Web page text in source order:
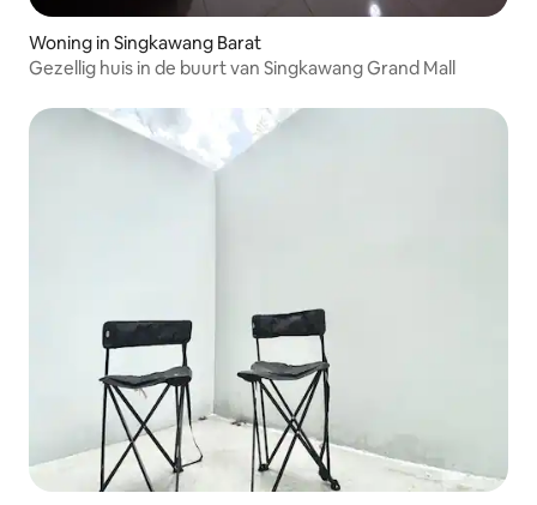
Woning in Singkawang Barat
Gezellig huis in de buurt van Singkawang Grand Mall